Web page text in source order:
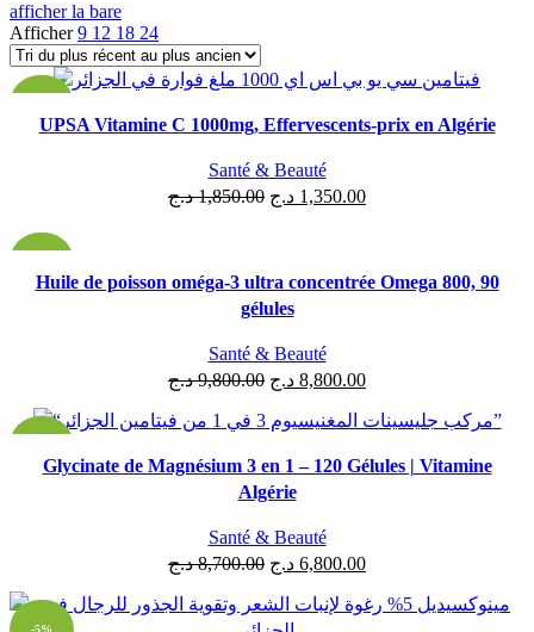
afficher la bare
Afficher9 12 18 24
UPSA Vitamine C 1000mg, Effervescents-prix en Algérie
Santé & Beauté
1,850.00 د.ج 1,350.00 د.ج
Huile de poisson oméga-3 ultra concentrée Omega 800, 90
gélules
Santé & Beauté
9,800.00 د.ج 8,800.00 د.ج
Glycinate de Magnésium 3 en 1 – 120 Gélules | Vitamine
Algérie
Santé & Beauté
8,700.00 د.ج 6,800.00 د.ج
-5%